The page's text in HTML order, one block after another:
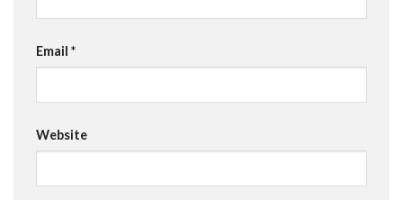
Email *
Website